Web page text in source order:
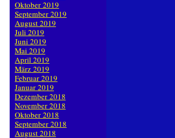
Oktober 2019
September 2019
August 2019
Juli 2019
Juni 2019
Mai 2019
April 2019
März 2019
Februar 2019
Januar 2019
Dezember 2018
November 2018
Oktober 2018
September 2018
August 2018